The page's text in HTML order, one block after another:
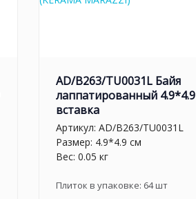
AD/B263/TU0031L Байя
лаппатированный 4.9*4.9
вставка
Артикул: AD/B263/TU0031L
Размер: 4.9*4.9 см
Вес: 0.05 кг
Плиток в упаковке: 64шт